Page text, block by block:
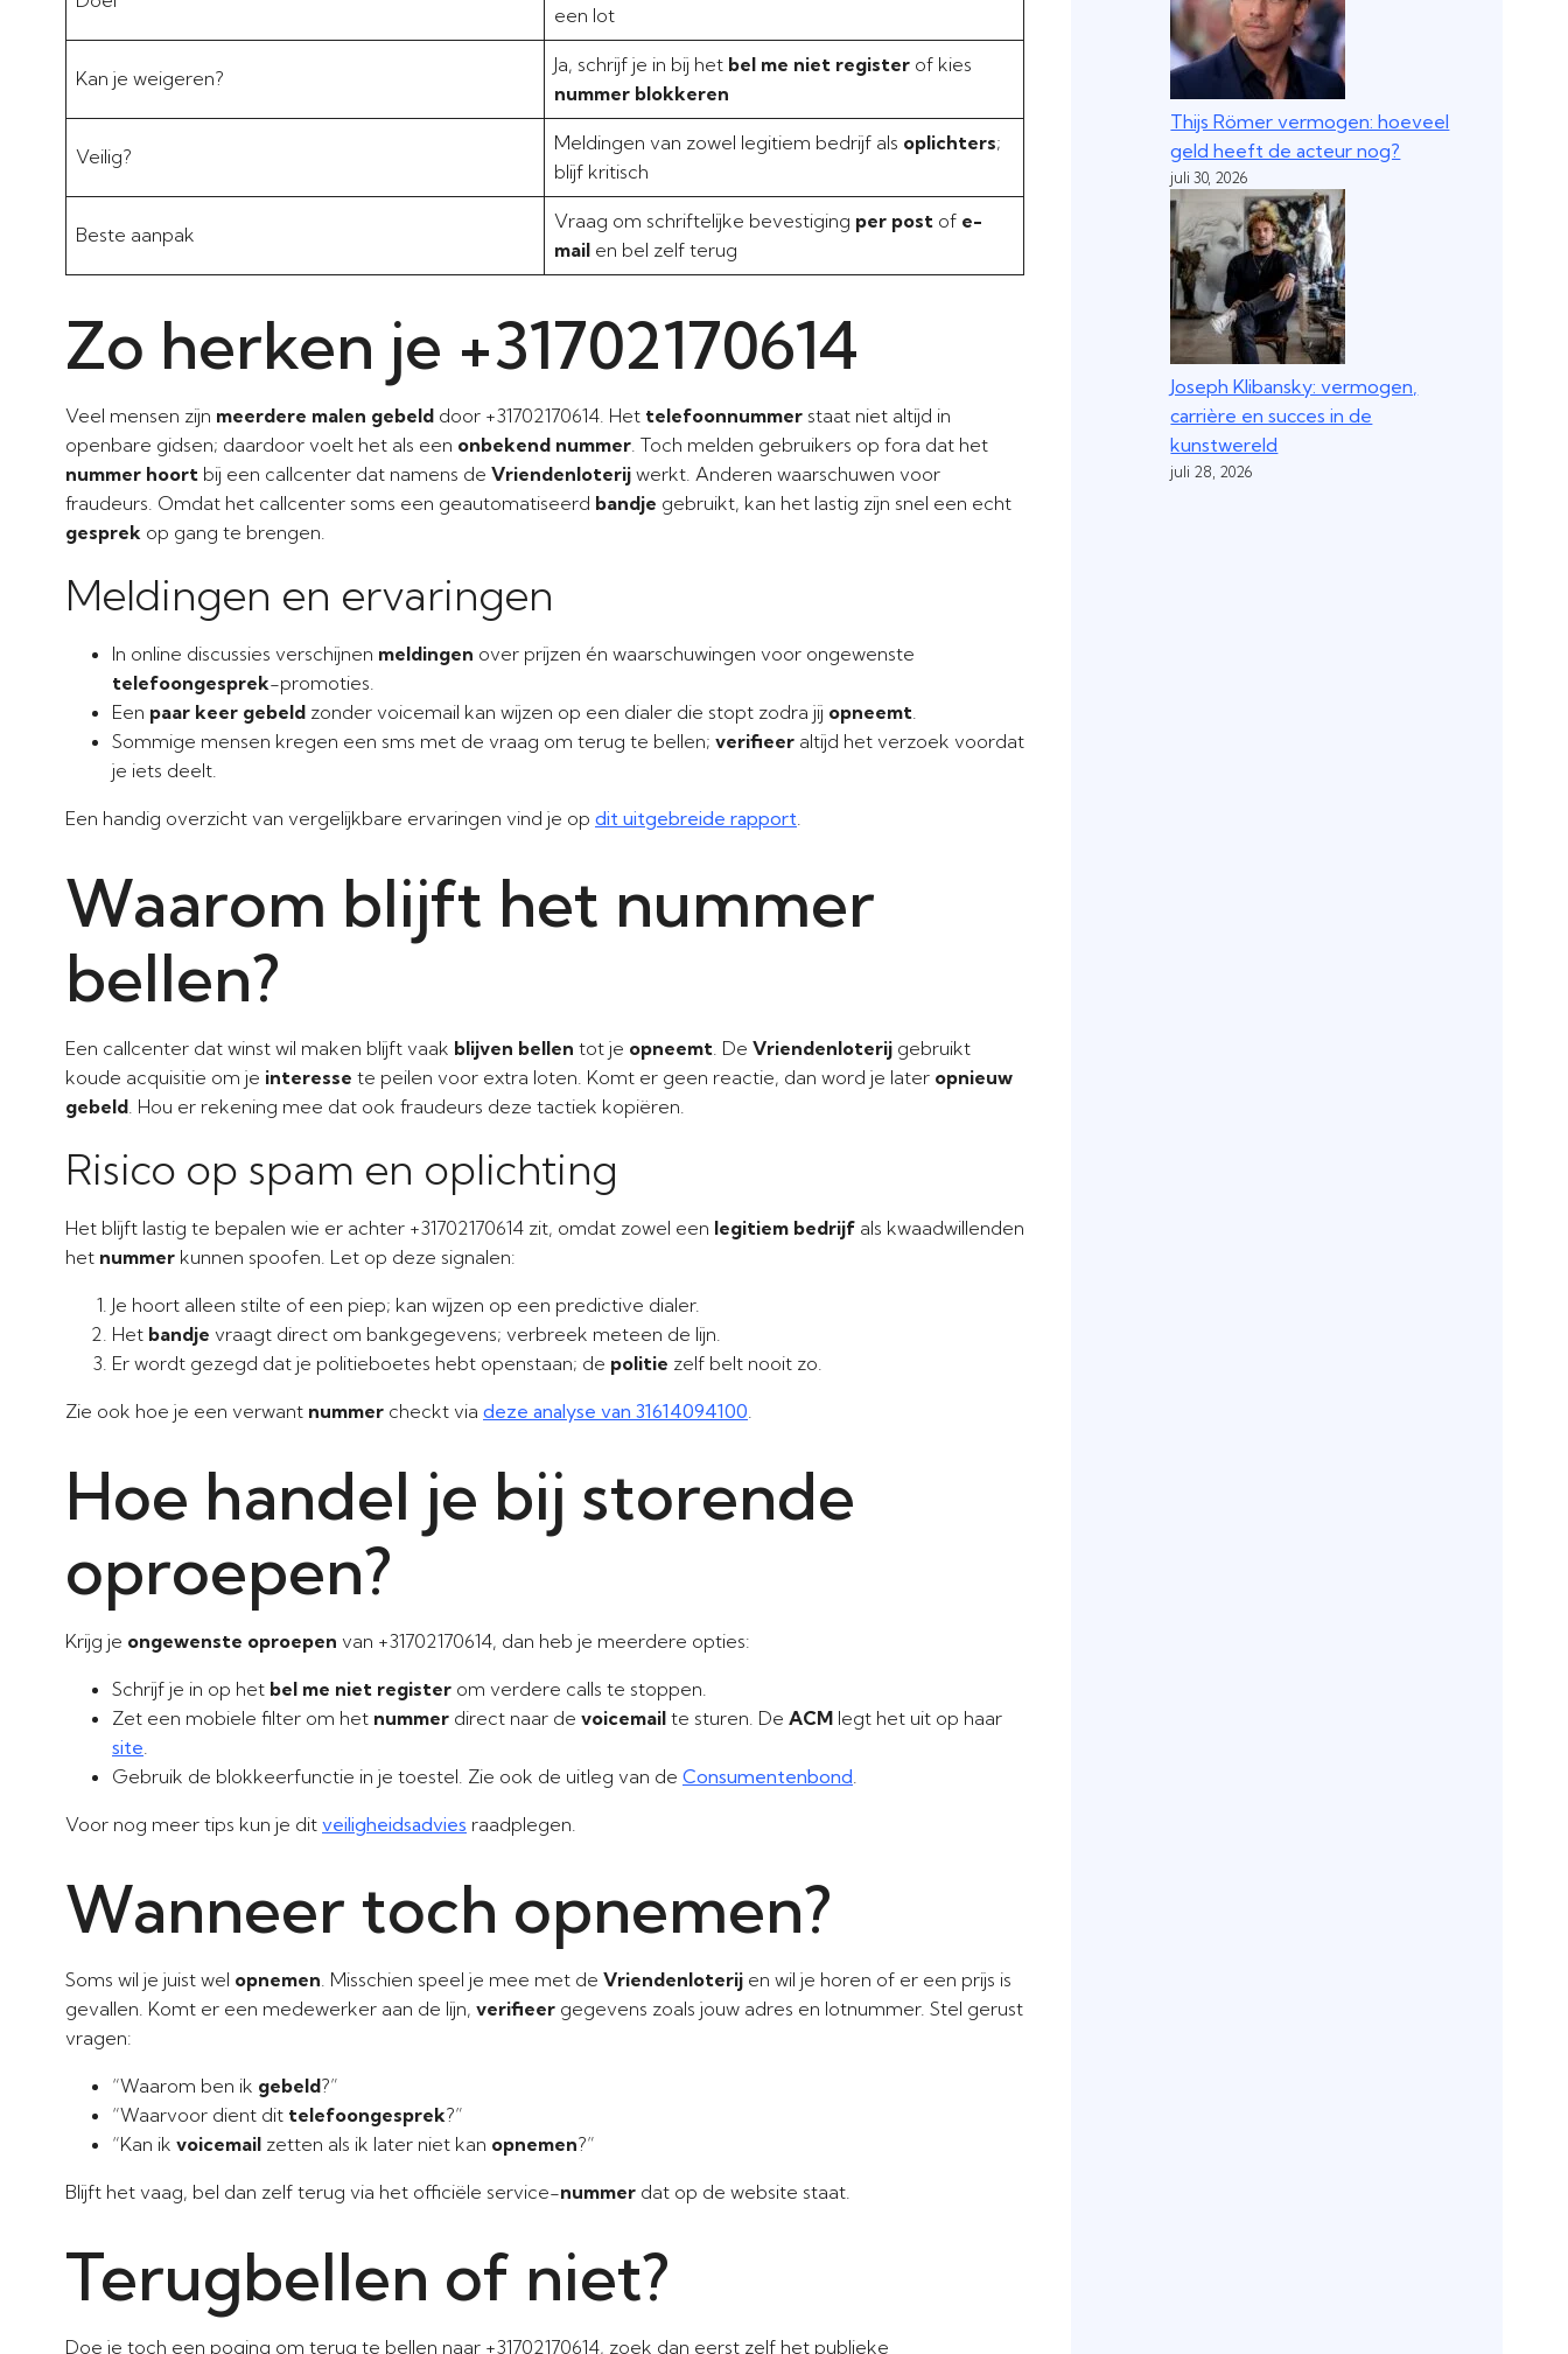
een lot
Kan je weigeren?
Ja, schrijf je in bij het bel me niet register of kies
nummer blokkeren
Veilig?
Meldingen van zowel legitiem bedrijf als oplichters;
blijf kritisch
Beste aanpak
Vraag om schriftelijke bevestiging per post of e-
mail en bel zelf terug
Zo herken je +31702170614
Veel mensen zijn meerdere malen gebeld door +31702170614. Het telefoonnummer staat niet altijd in
openbare gidsen; daardoor voelt het als een onbekend nummer . Toch melden gebruikers op fora dat het
nummer hoort bij een callcenter dat namens de Vriendenloterij werkt. Anderen waarschuwen voor
fraudeurs. Omdat het callcenter soms een geautomatiseerd bandje gebruikt, kan het lastig zijn snel een echt
gesprek op gang te brengen.
Meldingen en ervaringen
In online discussies verschijnen meldingen over prijzen én waarschuwingen voor ongewenste
telefoongesprek-promoties.
Een paar keer gebeld zonder voicemail kan wijzen op een dialer die stopt zodra jij opneemt
Sommige mensen kregen een sms met de vraag om terug te bellen; verifieer altijd het verzoek voordat
je iets deelt.
Een handig overzicht van vergelijkbare ervaringen vind je op dit uitgebreide rapport
Waarom blijft het nummer
bellen?
Een callcenter dat winst wil maken blijft vaak blijven bellen tot je opneemt . De Vriendenloterij gebruikt
koude acquisitie om je interesse te peilen voor extra loten. Komt er geen reactie, dan word je later opnieuw
gebeld . Hou er rekening mee dat ook fraudeurs deze tactiek kopiëren.
Risico op spam en oplichting
Het blijft lastig te bepalen wie er achter +31702170614 zit, omdat zowel een legitiem bedrijf als kwaadwillenden
het nummer kunnen spoofen. Let op deze signalen:
Je hoort alleen stilte of een piep; kan wijzen op een predictive dialer.
Het bandje vraagt direct om bankgegevens; verbreek meteen de lijn.
Er wordt gezegd dat je politieboetes hebt openstaan; de politie zelf belt nooit zo.
Zie ook hoe je een verwant nummer checkt via deze analyse van 31614094100
Hoe handel je bij storende
oproepen?
Krijg je ongewenste oproepen van +31702170614, dan heb je meerdere opties:
Schrijf je in op het bel me niet register om verdere calls te stoppen.
Zet een mobiele filter om het nummer direct naar de voicemail te sturen. De ACM legt het uit op haar
site
Gebruik de blokkeerfunctie in je toestel. Zie ook de uitleg van de Consumentenbond
Voor nog meer tips kun je dit veiligheidsadvies raadplegen.
Wanneer toch opnemen?
Soms wil je juist wel opnemen . Misschien speel je mee met de Vriendenloterij en wil je horen of er een prijs is
gevallen. Komt er een medewerker aan de lijn, verifieer gegevens zoals jouw adres en lotnummer. Stel gerust
vragen:
“Waarom ben ik gebeld?”
“Waarvoor dient dit telefoongesprek?”
“Kan ik voicemail zetten als ik later niet kan opnemen?”
Blijft het vaag, bel dan zelf terug via het officiële service-nummer dat op de website staat.
Terugbellen of niet?
Doe je toch een poging om terug te bellen naar +31702170614, zoek dan eerst zelf het publieke
Thijs Römer vermogen: hoeveel
geld heeft de acteur nog?
juli 30, 2026
Joseph Klibansky: vermogen,
carrière en succes in de
kunstwereld
juli 28, 2026